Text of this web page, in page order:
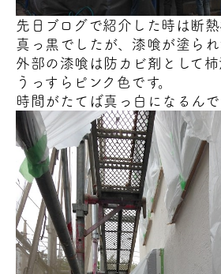
先日ブログで紹介した時は断
真っ黒でしたが、漆喰が塗ら
外部の漆喰は防カビ剤として柿
うっすらピンク色です。
時間がたてば真っ白になるん